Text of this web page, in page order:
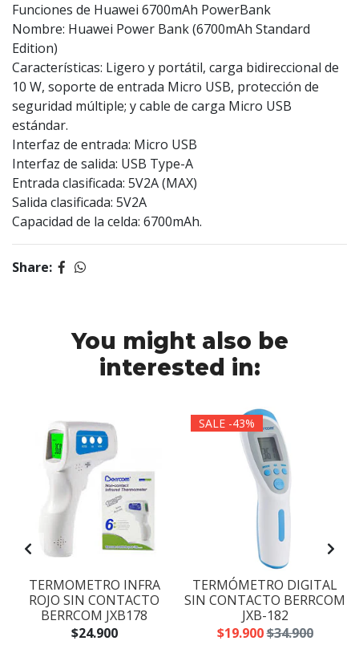
Funciones de Huawei 6700mAh PowerBank
Nombre: Huawei Power Bank (6700mAh Standard
Edition)
Características: Ligero y portátil, carga bidireccional de
10 W, soporte de entrada Micro USB, protección de
seguridad múltiple; y cable de carga Micro USB
estándar.
Interfaz de entrada: Micro USB
Interfaz de salida: USB Type-A
Entrada clasificada: 5V2A (MAX)
Salida clasificada: 5V2A
Capacidad de la celda: 6700mAh.
Share:
You might also be
interested in:
TERMOMETRO INFRA
ROJO SIN CONTACTO
BERRCOM JXB178
$24.900
SALE -43%
TERMÓMETRO DIGITAL
SIN CONTACTO BERRCOM
JXB-182
$19.900$34.900